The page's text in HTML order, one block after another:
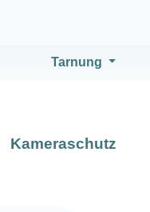
Tarnung
Kameraschutz